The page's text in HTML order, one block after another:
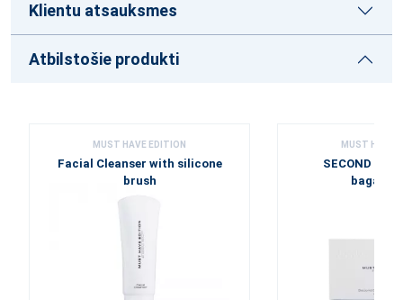
Klientu atsauksmes
Atbilstošie produkti
MUST HAVE EDITION
Facial Cleanser with silicone
brush
MUST HAVE
SECOND